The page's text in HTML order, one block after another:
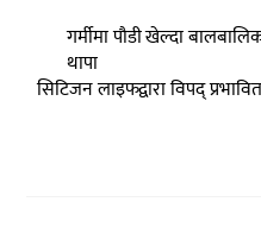
​​गर्मीमा पौडी खेल्दा
थापा
सिटिजन लाइफद्वारा विपद्